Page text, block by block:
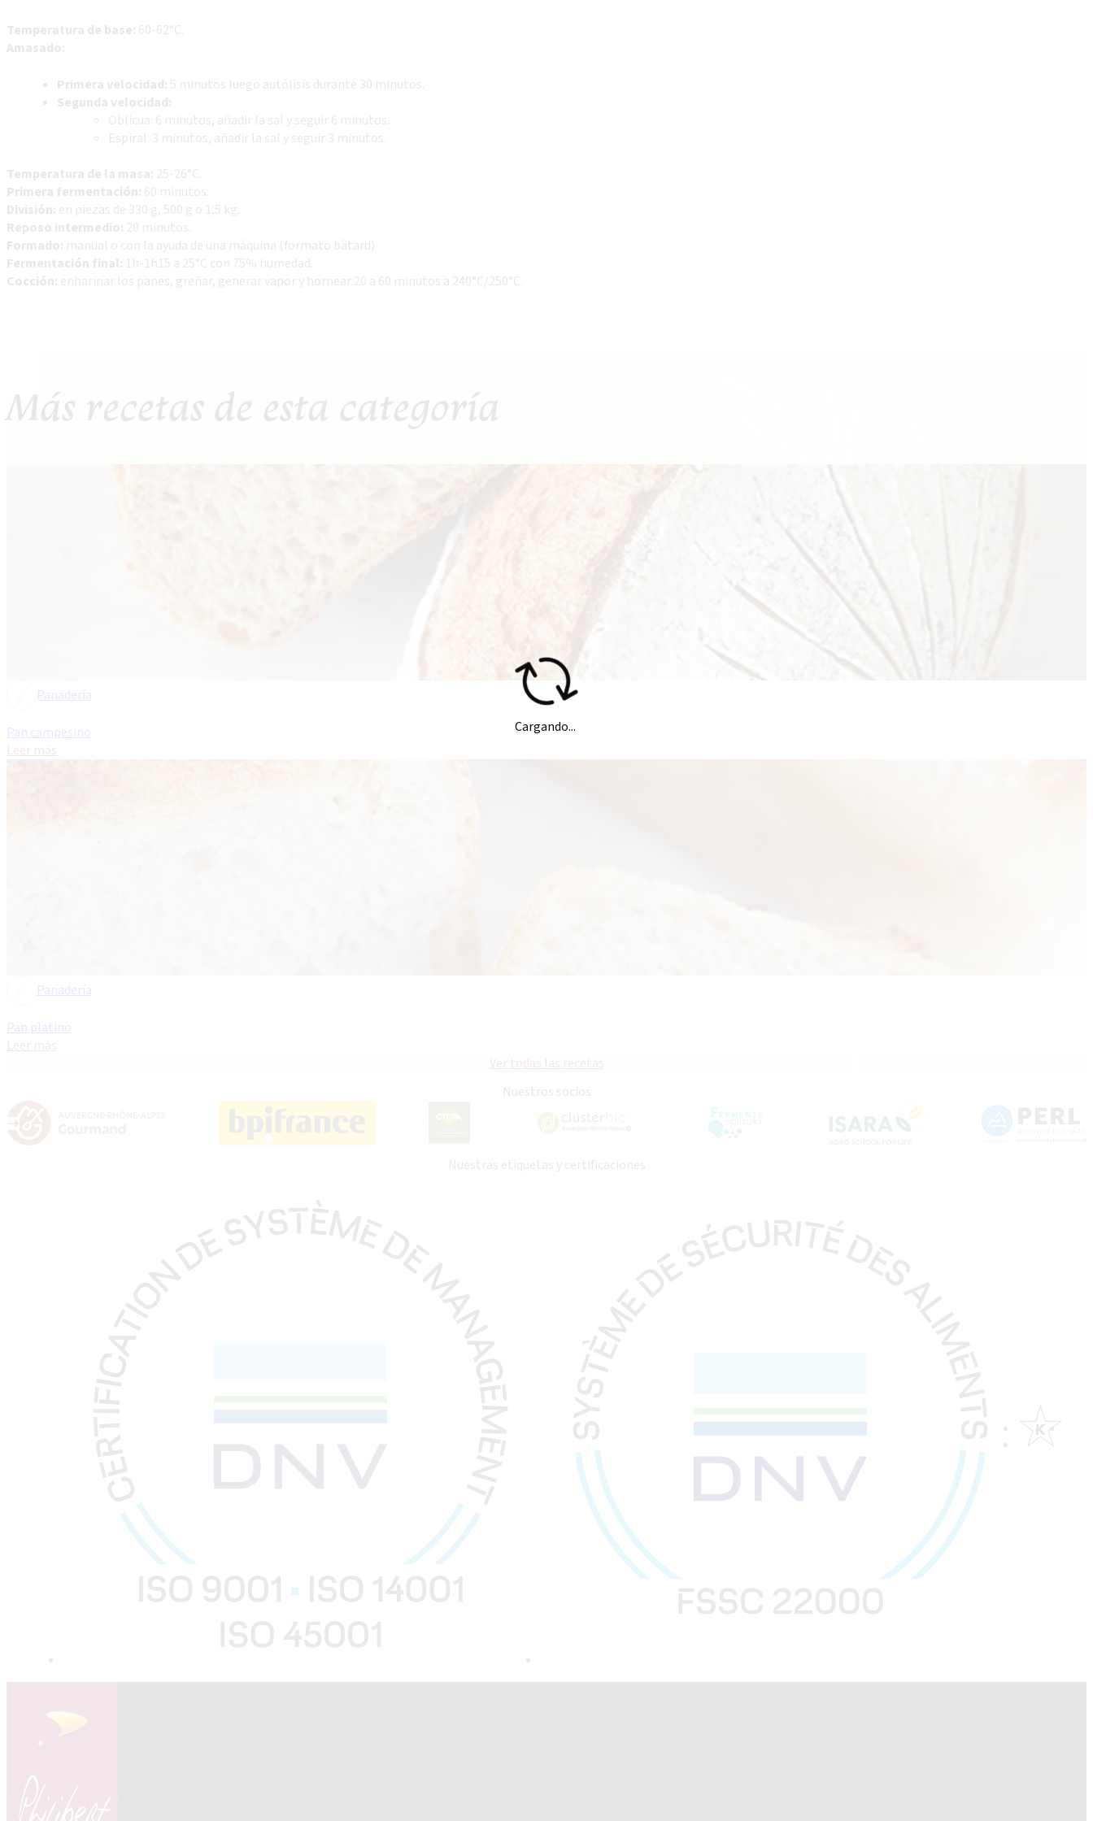
Temperatura de base: 60-62°C.
Amasado:
Primera velocidad: 5 minutos luego autólisis durante 30 minutos.
Segunda velocidad:
Oblicua: 6 minutos, añadir la sal y seguir 6 minutos.
Espiral: 3 minutos, añadir la sal y seguir 3 minutos.
Temperatura de la masa: 25-26°C.
Primera fermentación: 60 minutos.
División: en piezas de 330 g, 500 g o 1,5 kg.
Reposo intermedio: 20 minutos.
Formado: manual o con la ayuda de una máquina (formato bâtard).
Fermentación final: 1h-1h15 a 25°C con 75% humedad.
Cocción: enharinar los panes, greñar, generar vapor y hornear 20 a 60 minutos a 240°C/250°C.
Más recetas de esta categoría
Panadería
Pan campesino
Leer más
Panadería
Pan platino
Leer más
Ver todas las recetas
Nuestros socios
Nuestras etiquetas y certificaciones
Cargando...